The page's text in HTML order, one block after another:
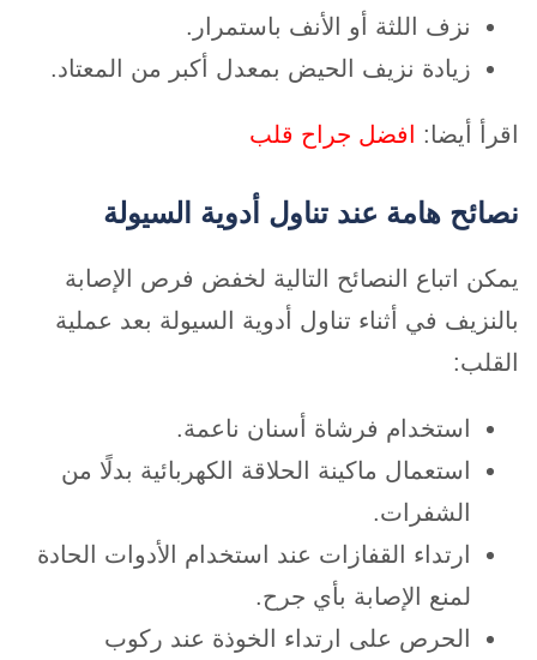
نزف اللثة أو الأنف باستمرار.
زيادة نزيف الحيض بمعدل أكبر من المعتاد.
اقرأ أيضا: افضل جراح قلب
نصائح هامة عند تناول أدوية السيولة
يمكن اتباع النصائح التالية لخفض فرص الإصابة
بالنزيف في أثناء تناول أدوية السيولة بعد عملية
القلب:
استخدام فرشاة أسنان ناعمة.
استعمال ماكينة الحلاقة الكهربائية بدلًا من
الشفرات.
ارتداء القفازات عند استخدام الأدوات الحادة
لمنع الإصابة بأي جرح.
الحرص على ارتداء الخوذة عند ركوب